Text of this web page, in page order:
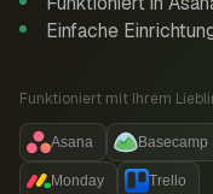
Einfache
Funktioniert mit Ihrem
Asana Basecamp
Monday Trello